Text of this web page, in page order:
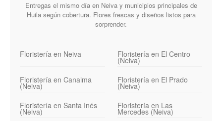
Entregas el mismo día en Neiva y municipios principales de
Huila según cobertura. Flores frescas y diseños listos para
sorprender.
Floristería en Neiva Floristería en El Centro
(Neiva)
Floristería en Canaima
(Neiva)
Floristería en El Prado
(Neiva)
Floristería en Santa Inés
(Neiva)
Floristería en Las
Mercedes (Neiva)